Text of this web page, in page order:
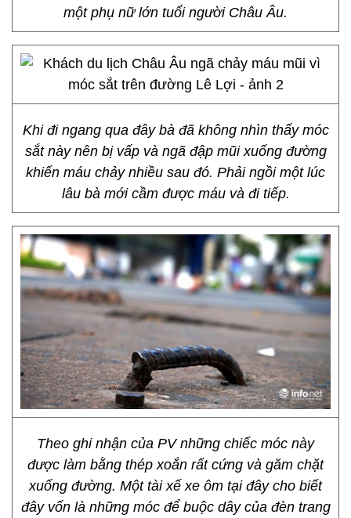
một phụ nữ lớn tuổi người Châu Âu.
Khi đi ngang qua đây bà đã không nhìn thấy móc
sắt này nên bị vấp và ngã đập mũi xuống đường
khiến máu chảy nhiều sau đó. Phải ngồi một lúc
lâu bà mới cầm được máu và đi tiếp.
Theo ghi nhận của PV những chiếc móc này
được làm bằng thép xoắn rất cứng và găm chặt
xuống đường. Một tài xế xe ôm tại đây cho biết
đây vốn là những móc để buộc dây của đèn trang